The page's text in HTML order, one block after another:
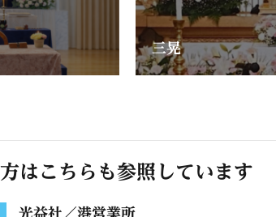
三晃
はこちらも参照しています
光益社／港営業所